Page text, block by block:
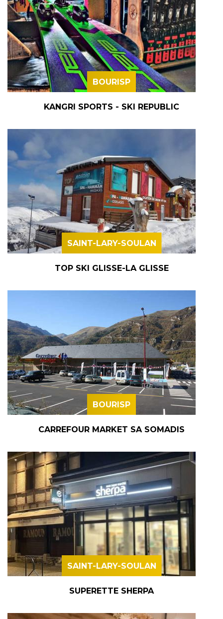
BOURISP
KANGRI SPORTS - SKI REPUBLIC
SAINT-LARY-SOULAN
TOP SKI GLISSE-LA GLISSE
BOURISP
CARREFOUR MARKET SA SOMADIS
SAINT-LARY-SOULAN
SUPERETTE SHERPA